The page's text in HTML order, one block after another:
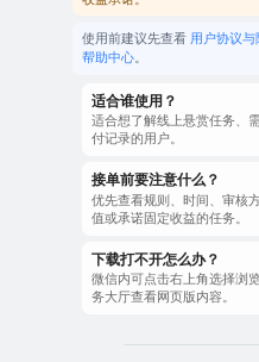
使用前建议先查看 用户协议与
帮助中心
适合谁使用？
适合想了解线上悬赏任务、
付记录的用户。
接单前要注意什么？
优先查看规则、时间、审核
值或承诺固定收益的任务。
下载打不开怎么办？
微信内可点击右上角选择浏
务大厅查看网页版内容。